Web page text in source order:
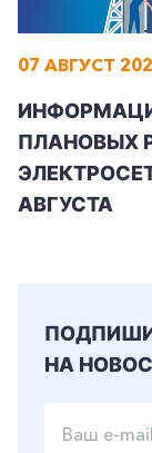
07 АВГУСТ
ПЛАНОВЫХ
АВГУСТА
НА
Ваш e-mail